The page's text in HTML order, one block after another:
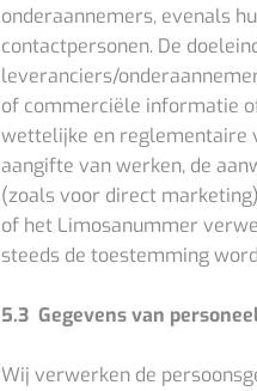
onderaannemers, evenals
contactpersonen. De
leveranciers/
of commerciële informatie
wettelijke en reglementaire
aangifte van werken, de
(zoals voor direct
of het Limosanummer
steeds de toestemming
5.3 Gegevens van
Wij verwerken de